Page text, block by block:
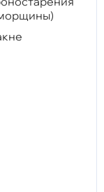
морщины)